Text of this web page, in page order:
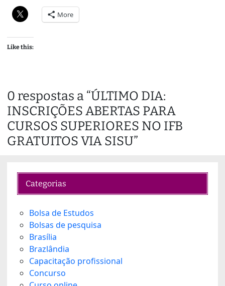
More
Like this:
0 respostas a “ÚLTIMO DIA:
INSCRIÇÕES ABERTAS PARA
CURSOS SUPERIORES NO IFB
GRATUITOS VIA SISU”
Categorias
Bolsa de Estudos
Bolsas de pesquisa
Brasília
Brazlândia
Capacitação profissional
Concurso